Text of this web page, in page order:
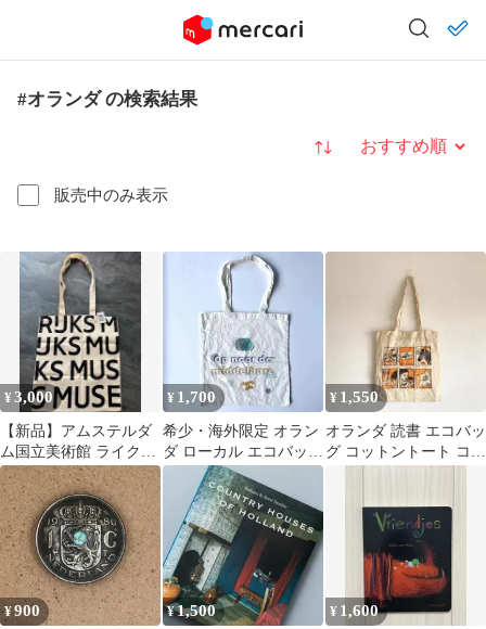
#オランダ の検索結果
販売中のみ表示
並び替え
¥3,000
【新品】アムステルダ
ム国立美術館 ライクス
ミュージアム トートバ
ッグ エコバッグ
¥ 1,700
希少・海外限定 オラン
ダ ローカル エコバッグ
トートバッグ 生成り
¥ 1,550
オランダ 読書 エコバッ
グ コットントート コッ
¥900 ¥1,500 ¥ 1,600